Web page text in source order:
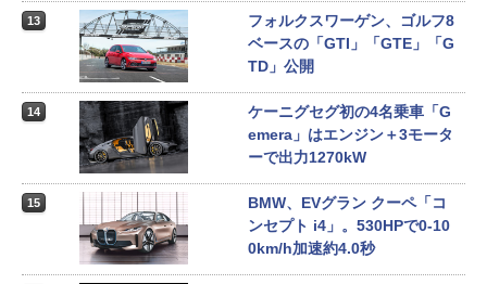
13
フォルクスワーゲン、ゴルフ8
ベースの「GTI」「GTE」「G
TD」公開
14
ケーニグセグ初の4名乗車「G
emera」はエンジン＋3モータ
ーで出力1270kW
15
BMW、EVグラン クーペ「コ
ンセプト i4」。530HPで0-10
0km/h加速約4.0秒